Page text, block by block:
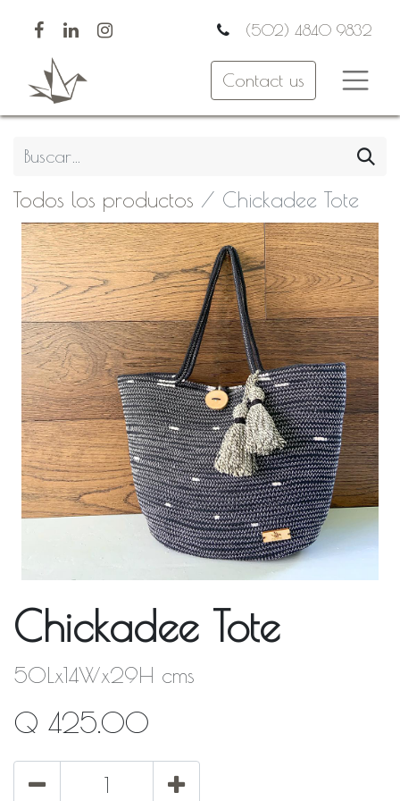
(502) 4840 9832
Contact us
Todos los productos Chickadee Tote
Chickadee Tote
50Lx14Wx29H cms
Q 425.00